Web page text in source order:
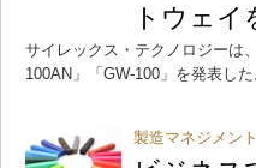
トウェイ
サイレックス・テクノロジーは
100AN」「GW-100」を発表し
製造マネジメン